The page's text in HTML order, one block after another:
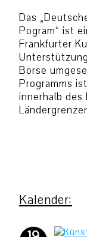
Das
Pogram“ ist
Frankfurter
Börse
Programms
innerhalb